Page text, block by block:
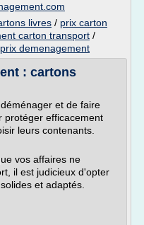
livres / prix carton
carton transport /
demenagement
: cartons
et de faire
protéger efficacement
leurs contenants.
vos affaires ne
il est judicieux d'opter
et adaptés.